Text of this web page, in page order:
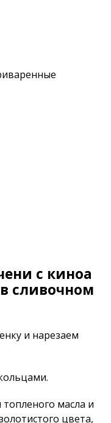
с киноа
сливочном
и нарезаем
топленого масла и
цвета,